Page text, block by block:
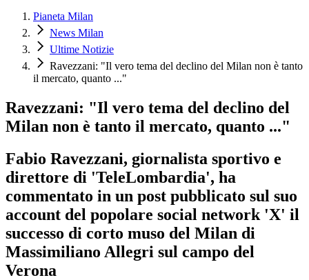
Pianeta Milan
News Milan
Ultime Notizie
Ravezzani: "Il vero tema del declino del Milan non è tanto
il mercato, quanto ..."
Ravezzani: "Il vero tema del declino del
Milan non è tanto il mercato, quanto ..."
Fabio Ravezzani, giornalista sportivo e
direttore di 'TeleLombardia', ha
commentato in un post pubblicato sul suo
account del popolare social network 'X' il
successo di corto muso del Milan di
Massimiliano Allegri sul campo del
Verona